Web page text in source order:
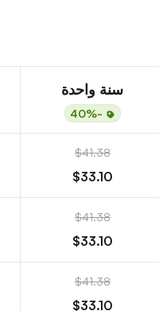
سنة واحدة
-40%
$41.38
$33.10
$41.38
$33.10
$41.38
$33.10